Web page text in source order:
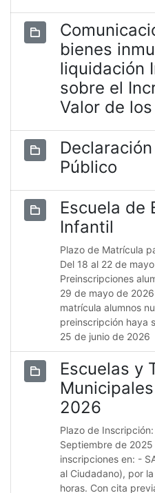
bienes
liquidación
sobre el
Valor de
Público
Escuela de
Infantil
Plazo de Matrícula
Del 18 al 22 de
Preinscripciones
29 de mayo de
matrícula alumnos
preinscripción haya
25 de junio de 2026
Escuelas y
2026
Plazo de
Septiembre de
inscripciones en: -
al Ciudadano), por
horas. Con cita